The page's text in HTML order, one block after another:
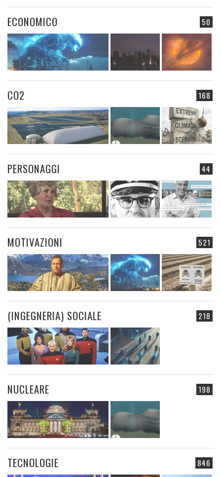
50
ECONOMICO
168
CO2
44
PERSONAGGI
521
MOTIVAZIONI
218
(INGEGNERIA) SOCIALE
198
NUCLEARE
846
TECNOLOGIE